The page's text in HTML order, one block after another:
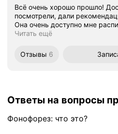
Всё очень хорошо прошло!
посмотрели, дали
Она очень доступно мне
Читать ещё
Отзывы 6
Ответы на вопросы
Фонофорез: что это?